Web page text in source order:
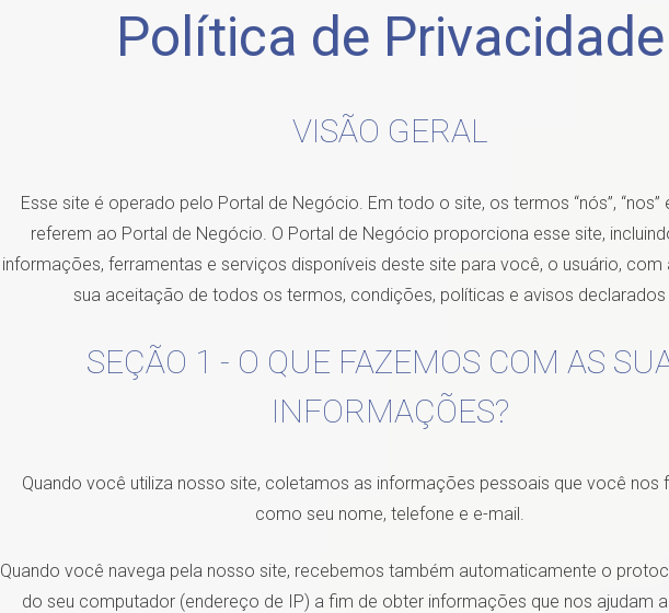
Política de Privacidade
VISÃO GERAL
Esse site é operado pelo Portal de Negócio. Em todo o site, os termos “nós”, “nos”
referem ao Portal de Negócio. O Portal de Negócio proporciona esse site,
informações, ferramentas e serviços disponíveis deste site para você, o usuário,
sua aceitação de todos os termos, condições, políticas e avisos declarados
SEÇÃO 1 - O QUE FAZEMOS COM AS
INFORMAÇÕES?
Quando você utiliza nosso site, coletamos as informações pessoais que você nos
como seu nome, telefone e e-mail.
Quando você navega pela nosso site, recebemos também automaticamente o
do seu computador (endereço de IP) a fim de obter informações que nos ajudam